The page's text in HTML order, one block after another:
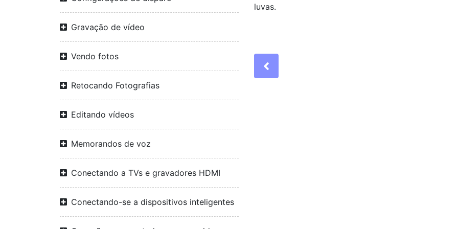
Gravação de vídeo
Vendo fotos
Retocando Fotografias
Editando vídeos
Memorandos de voz
Conectando a TVs e gravadores HDMI
Conectando-se a dispositivos inteligentes
luvas.